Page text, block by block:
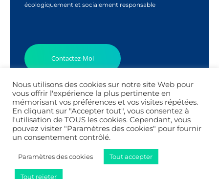
écologiquement et socialement responsable
Contactez-Moi
Appel Découverte
Nous utilisons des cookies sur notre site Web pour
vous offrir l'expérience la plus pertinente en
mémorisant vos préférences et vos visites répétées.
En cliquant sur "Accepter tout", vous consentez à
l'utilisation de TOUS les cookies. Cependant, vous
pouvez visiter "Paramètres des cookies" pour fournir
un consentement contrôlé.
Paramètres des cookies Tout accepter
Tout rejeter